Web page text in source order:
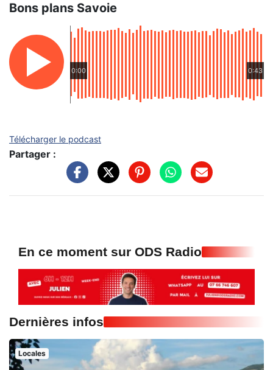
Bons plans Savoie
0:00 0:43
Télécharger le podcast
Partager :
En ce moment sur ODS Radio
Dernières infos
Locales